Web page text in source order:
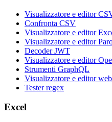
Visualizzatore e editor
Confronta CSV
Visualizzatore e editor
Visualizzatore e editor
Decoder JWT
Visualizzatore e editor
Strumenti GraphQL
Visualizzatore e editor
Tester regex
Excel